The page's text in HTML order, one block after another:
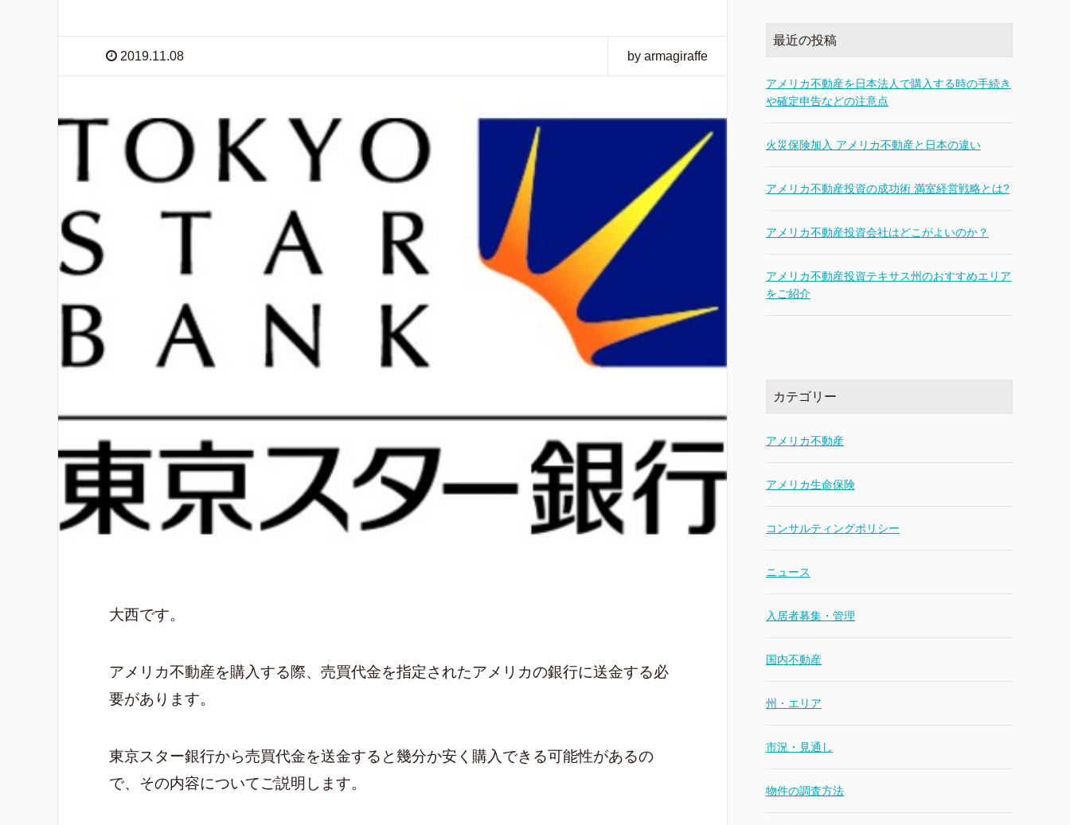
2019.11.08 by armagiraffe
大西です。
アメリカ不動産を購入する際、売買代金を指定されたアメリカの銀行に送金する必
要があります。
東京スター銀行から売買代金を送金すると幾分か安く購入できる可能性があるの
で、その内容についてご説明します。
最近の投稿
アメリカ不動産を日本法人で購入する時の手続き
や確定申告などの注意点
火災保険加入 アメリカ不動産と日本の違い
アメリカ不動産投資の成功術 満室経営戦略とは?
アメリカ不動産投資会社はどこがよいのか？
アメリカ不動産投資テキサス州のおすすめエリア
をご紹介
カテゴリー
アメリカ不動産
アメリカ生命保険
コンサルティングポリシー
ニュース
入居者募集・管理
国内不動産
州・エリア
市況・見通し
物件の調査方法